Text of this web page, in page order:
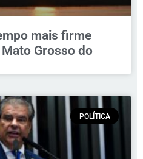
mais firme
Grosso do
POLÍTICA